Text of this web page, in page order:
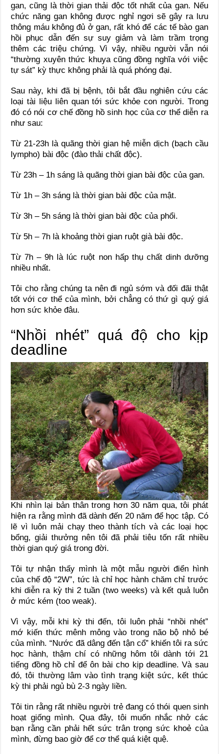
gan, cũng là thời gian thải độc tốt nhất của gan. Nếu
chức năng gan không được nghỉ ngơi sẽ gây ra lưu
thông máu không đủ ở gan, rất khó để các tế bào gan
hồi phục dẫn đến sự suy giảm và làm trầm trọng
thêm các triệu chứng. Vì vậy, nhiều người vẫn nói
“thường xuyên thức khuya cũng đồng nghĩa với việc
tự sát” kỳ thực không phải là quá phóng đại.
Sau này, khi đã bị bệnh, tôi bắt đầu nghiên cứu các
loại tài liệu liên quan tới sức khỏe con người. Trong
đó có nói cơ chế đồng hồ sinh học của cơ thể diễn ra
như sau:
Từ 21-23h là quãng thời gian hệ miễn dịch (bạch cầu
lympho) bài độc (đào thải chất độc).
Từ 23h – 1h sáng là quãng thời gian bài độc của gan.
Từ 1h – 3h sáng là thời gian bài độc của mật.
Từ 3h – 5h sáng là thời gian bài độc của phổi.
Từ 5h – 7h là khoảng thời gian ruột già bài độc.
Từ 7h – 9h là lúc ruột non hấp thụ chất dinh dưỡng
nhiều nhất.
Tôi cho rằng chúng ta nên đi ngủ sớm và đối đãi thật
tốt với cơ thể của mình, bởi chẳng có thứ gì quý giá
hơn sức khỏe đâu.
“Nhồi nhét” quá độ cho kịp
deadline
Khi nhìn lại bản thân trong hơn 30 năm qua, tôi phát
hiện ra rằng mình đã dành đến 20 năm để học tập. Có
lẽ vì luôn mải chạy theo thành tích và các loại học
bổng, giải thưởng nên tôi đã phải tiêu tốn rất nhiều
thời gian quý giá trong đời.
Tôi tự nhận thấy mình là một mẫu người điển hình
của chế độ “2W”, tức là chỉ học hành chăm chỉ trước
khi diễn ra kỳ thi 2 tuần (two weeks) và kết quả luôn
ở mức kém (too weak).
Vì vậy, mỗi khi kỳ thi đến, tôi luôn phải “nhồi nhét”
mớ kiến thức mênh mông vào trong não bộ nhỏ bé
của mình. “Nước đã dâng đến tận cổ” khiến tôi ra sức
học hành, thậm chí có những hôm tôi dành tới 21
tiếng đồng hồ chỉ để ôn bài cho kịp deadline. Và sau
đó, tôi thường lâm vào tình trạng kiệt sức, kết thúc
kỳ thi phải ngủ bù 2-3 ngày liền.
Tôi tin rằng rất nhiều người trẻ đang có thói quen sinh
hoạt giống mình. Qua đây, tôi muốn nhắc nhở các
bạn rằng cần phải hết sức trân trọng sức khoẻ của
mình, đừng bao giờ để cơ thể quá kiệt quệ.